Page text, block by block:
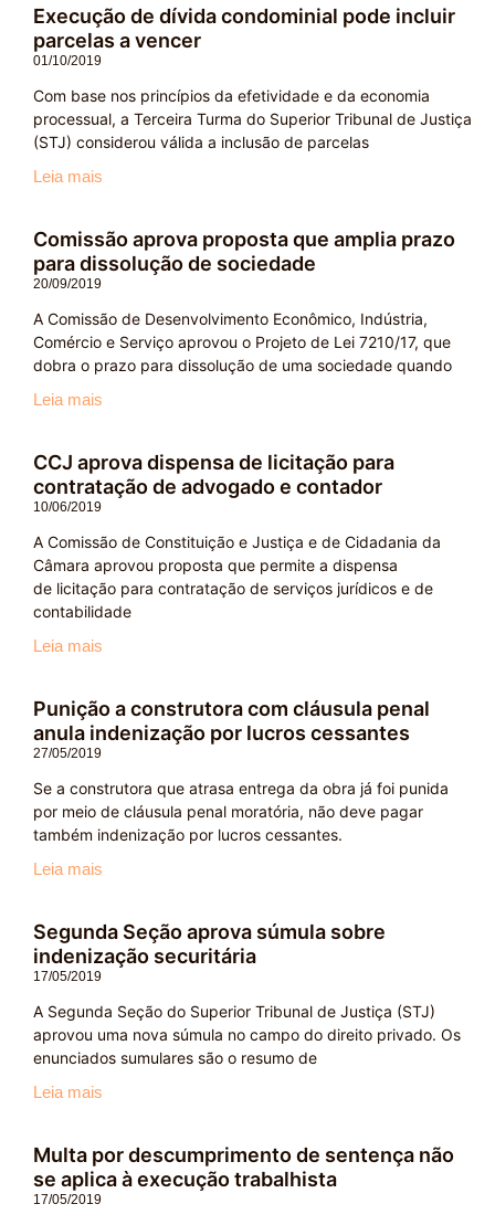
Execução de dívida condominial pode incluir
parcelas a vencer
01/10/2019
Com base nos princípios da efetividade e da economia
processual, a Terceira Turma do Superior Tribunal de Justiça
(STJ) considerou válida a inclusão de parcelas
Leia mais
Comissão aprova proposta que amplia prazo
para dissolução de sociedade
20/09/2019
A Comissão de Desenvolvimento Econômico, Indústria,
Comércio e Serviço aprovou o Projeto de Lei 7210/17, que
dobra o prazo para dissolução de uma sociedade quando
Leia mais
CCJ aprova dispensa de licitação para
contratação de advogado e contador
10/06/2019
A Comissão de Constituição e Justiça e de Cidadania da
Câmara aprovou proposta que permite a dispensa
de licitação para contratação de serviços jurídicos e de
contabilidade
Leia mais
Punição a construtora com cláusula penal
anula indenização por lucros cessantes
27/05/2019
Se a construtora que atrasa entrega da obra já foi punida
por meio de cláusula penal moratória, não deve pagar
também indenização por lucros cessantes.
Leia mais
Segunda Seção aprova súmula sobre
indenização securitária
17/05/2019
A Segunda Seção do Superior Tribunal de Justiça (STJ)
aprovou uma nova súmula no campo do direito privado. Os
enunciados sumulares são o resumo de
Leia mais
Multa por descumprimento de sentença não
se aplica à execução trabalhista
17/05/2019